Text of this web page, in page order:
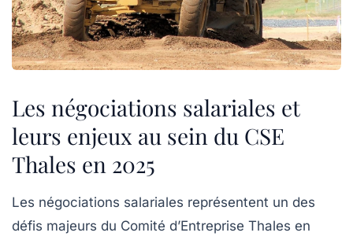
Les négociations salariales et
leurs enjeux au sein du CSE
Thales en 2025
Les négociations salariales représentent un des
défis majeurs du Comité d’Entreprise Thales en